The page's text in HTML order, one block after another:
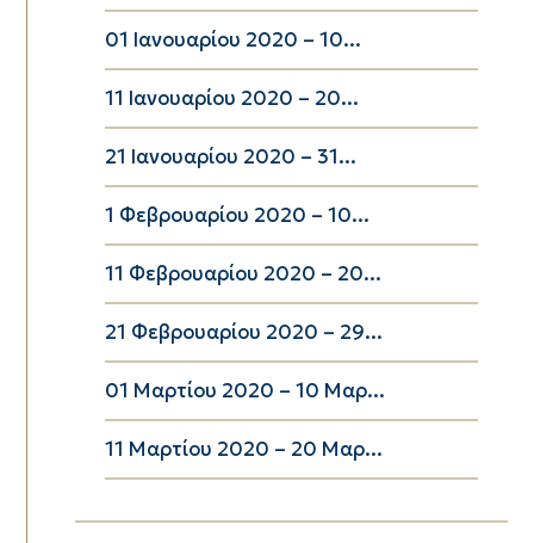
01 Ιανουαρίου 2020 – 10...
11 Ιανουαρίου 2020 – 20...
21 Ιανουαρίου 2020 – 31...
1 Φεβρουαρίου 2020 – 10...
11 Φεβρουαρίου 2020 – 20...
21 Φεβρουαρίου 2020 – 29...
01 Μαρτίου 2020 – 10 Μαρ...
11 Μαρτίου 2020 – 20 Μαρ...